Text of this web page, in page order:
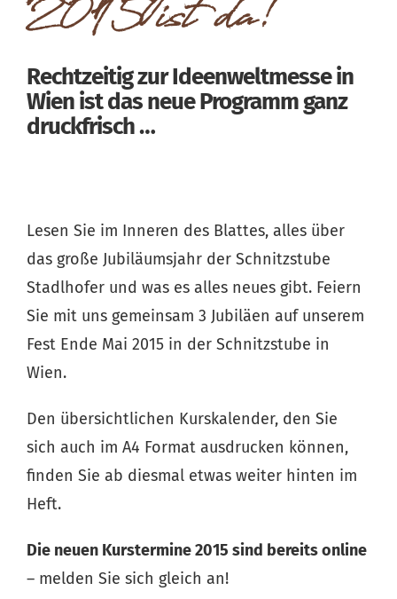
2015 ist da!
Rechtzeitig zur Ideenweltmesse in
Wien ist das neue Programm ganz
druckfrisch …
Lesen Sie im Inneren des Blattes, alles über
das große Jubiläumsjahr der Schnitzstube
Stadlhofer und was es alles neues gibt. Feiern
Sie mit uns gemeinsam 3 Jubiläen auf unserem
Fest Ende Mai 2015 in der Schnitzstube in
Wien.
Den übersichtlichen Kurskalender, den Sie
sich auch im A4 Format ausdrucken können,
finden Sie ab diesmal etwas weiter hinten im
Heft.
Die neuen Kurstermine 2015 sind bereits online
– melden Sie sich gleich an!